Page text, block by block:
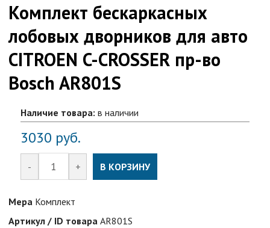
Комплект бескаркасных
лобовых дворников для авто
CITROEN C-CROSSER пр-во
Bosch AR801S
Наличие товара: в наличии
3030 руб.
- + В КОРЗИНУ
Мера Комплект
Артикул / ID товара AR801S